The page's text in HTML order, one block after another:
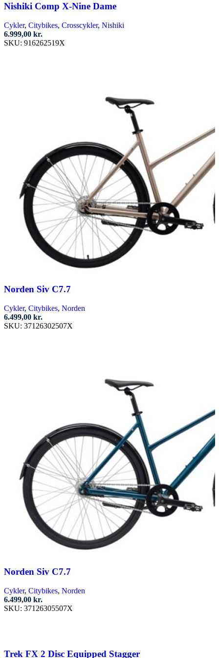
har
varianter.
Mulighederne
kan
Nishiki Comp X-Nine Dame
Cykler, Citybikes, Crosscykler, Nishiki
6.999,00 kr.
SKU: 916262519X
Norden Siv C7.7
Cykler, Citybikes, Norden
6.499,00 kr.
SKU: 37126302507X
Norden Siv C7.7
Cykler, Citybikes, Norden
6.499,00 kr.
SKU: 37126305507X
har
Trek FX 2 Disc Equipped Stagger